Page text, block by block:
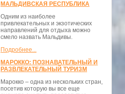
МАЛЬДИВСКАЯ РЕСПУБЛИКА
Одним из наиболее
привлекательных и экзотических
направлений для отдыха можно
смело назвать Мальдивы.
Подробнее...
МАРОККО: ПОЗНАВАТЕЛЬНЫЙ И
РАЗВЛЕКАТЕЛЬНЫЙ ТУРИЗМ
Марокко – одна из нескольких стран,
посетив которую вы все еще